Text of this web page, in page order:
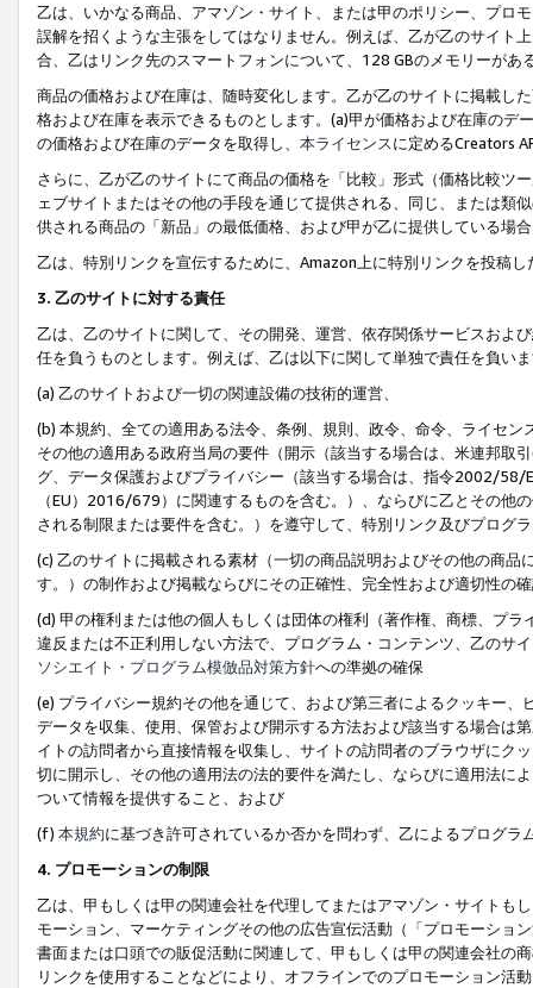
乙は、いかなる商品、アマゾン・サイト、または甲のポリシー、プロ
誤解を招くような主張をしてはなりません。例えば、乙が乙のサイト
合、乙はリンク先のスマートフォンについて、128 GBのメモリーがあ
商品の価格および在庫は、随時変化します。乙が乙のサイトに掲載し
格および在庫を表示できるものとします。(a)甲が価格および在庫の
の価格および在庫のデータを取得し、 本ライセンスに定めるCreators
さらに、乙が乙のサイトにて商品の価格を「比較」形式（価格比較ツ
ェブサイトまたはその他の手段を通じて提供される、同じ、または類
供される商品の「新品」の最低価格、および甲が乙に提供している場
乙は、特別リンクを宣伝するために、Amazon上に特別リンクを投稿
3. 乙のサイトに対する責任
乙は、乙のサイトに関して、その開発、運営、依存関係サービスおよ
任を負うものとします。例えば、乙は以下に関して単独で責任を負い
(a) 乙のサイトおよび一切の関連設備の技術的運営、
(b) 本規約、全ての適用ある法令、条例、規則、政令、命令、ライセ
その他の適用ある政府当局の要件（開示（該当する場合は、米連邦取
グ、データ保護およびプライバシー（該当する場合は、指令2002/58/
（EU）2016/679）に関連するものを含む。）、ならびに乙とその他
される制限または要件を含む。）を遵守して、特別リンク及びプログ
(c) 乙のサイトに掲載される素材（一切の商品説明およびその他の商
す。）の制作および掲載ならびにその正確性、完全性および適切性の
(d) 甲の権利または他の個人もしくは団体の権利（著作権、商標、プ
違反または不正利用しない方法で、プログラム・コンテンツ、乙のサ
ソシエイト・プログラム模倣品対策方針への準拠の確保
(e) プライバシー規約その他を通じて、および第三者によるクッキー
データを収集、使用、保管および開示する方法および該当する場合は
イトの訪問者から直接情報を収集し、サイトの訪問者のブラウザにク
切に開示し、その他の適用法の法的要件を満たし、ならびに適用法に
ついて情報を提供すること、および
(f) 本規約に基づき許可されているか否かを問わず、乙によるプログ
4. プロモーションの制限
乙は、甲もしくは甲の関連会社を代理してまたはアマゾン・サイトも
モーション、マーケティングその他の広告宣伝活動（「プロモーショ
書面または口頭での販促活動に関連して、甲もしくは甲の関連会社の
リンクを使用することなどにより、オフラインでのプロモーション活